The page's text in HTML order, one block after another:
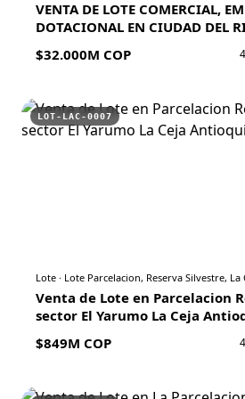
VENTA DE LOTE COMERCIAL,
DOTACIONAL EN CIUDAD DEL
$32.000M COP
LOT-LAC-0007
Lote · Lote Parcelacion, Reserva Silvestre, La
Venta de Lote en Parcelacion
sector El Yarumo La Ceja
$849M COP